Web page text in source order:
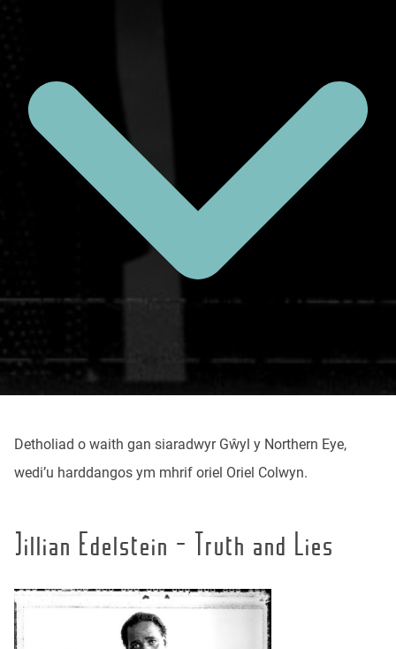
Detholiad o waith gan siaradwyr Gŵyl y Northern Eye,
wedi’u harddangos ym mhrif oriel Oriel Colwyn.
Jillian Edelstein – Truth and Lies